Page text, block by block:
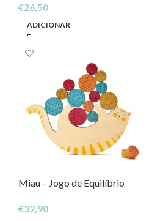
€26,50
ADICIONAR
Miau – Jogo de Equilíbrio
€32,90